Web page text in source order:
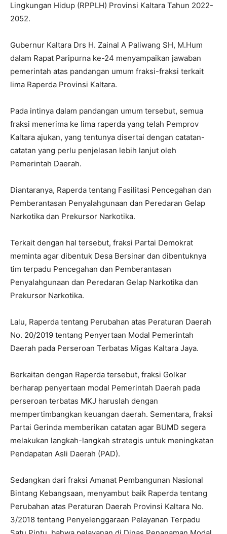
Lingkungan Hidup (RPPLH) Provinsi Kaltara Tahun 2022-
2052.
Gubernur Kaltara Drs H. Zainal A Paliwang SH, M.Hum
dalam Rapat Paripurna ke-24 menyampaikan jawaban
pemerintah atas pandangan umum fraksi-fraksi terkait
lima Raperda Provinsi Kaltara.
Pada intinya dalam pandangan umum tersebut, semua
fraksi menerima ke lima raperda yang telah Pemprov
Kaltara ajukan, yang tentunya disertai dengan catatan-
catatan yang perlu penjelasan lebih lanjut oleh
Pemerintah Daerah.
Diantaranya, Raperda tentang Fasilitasi Pencegahan dan
Pemberantasan Penyalahgunaan dan Peredaran Gelap
Narkotika dan Prekursor Narkotika.
Terkait dengan hal tersebut, fraksi Partai Demokrat
meminta agar dibentuk Desa Bersinar dan dibentuknya
tim terpadu Pencegahan dan Pemberantasan
Penyalahgunaan dan Peredaran Gelap Narkotika dan
Prekursor Narkotika.
Lalu, Raperda tentang Perubahan atas Peraturan Daerah
No. 20/2019 tentang Penyertaan Modal Pemerintah
Daerah pada Perseroan Terbatas Migas Kaltara Jaya.
Berkaitan dengan Raperda tersebut, fraksi Golkar
berharap penyertaan modal Pemerintah Daerah pada
perseroan terbatas MKJ haruslah dengan
mempertimbangkan keuangan daerah. Sementara, fraksi
Partai Gerinda memberikan catatan agar BUMD segera
melakukan langkah-langkah strategis untuk meningkatan
Pendapatan Asli Daerah (PAD).
Sedangkan dari fraksi Amanat Pembangunan Nasional
Bintang Kebangsaan, menyambut baik Raperda tentang
Perubahan atas Peraturan Daerah Provinsi Kaltara No.
3/2018 tentang Penyelenggaraan Pelayanan Terpadu